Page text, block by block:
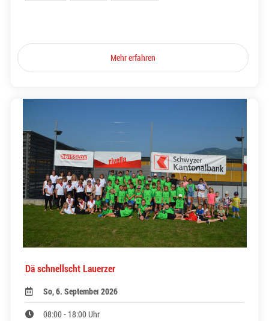
Mehr erfahren
Dä schnellscht Lauerzer
So, 6. September 2026
08:00 - 18:00 Uhr